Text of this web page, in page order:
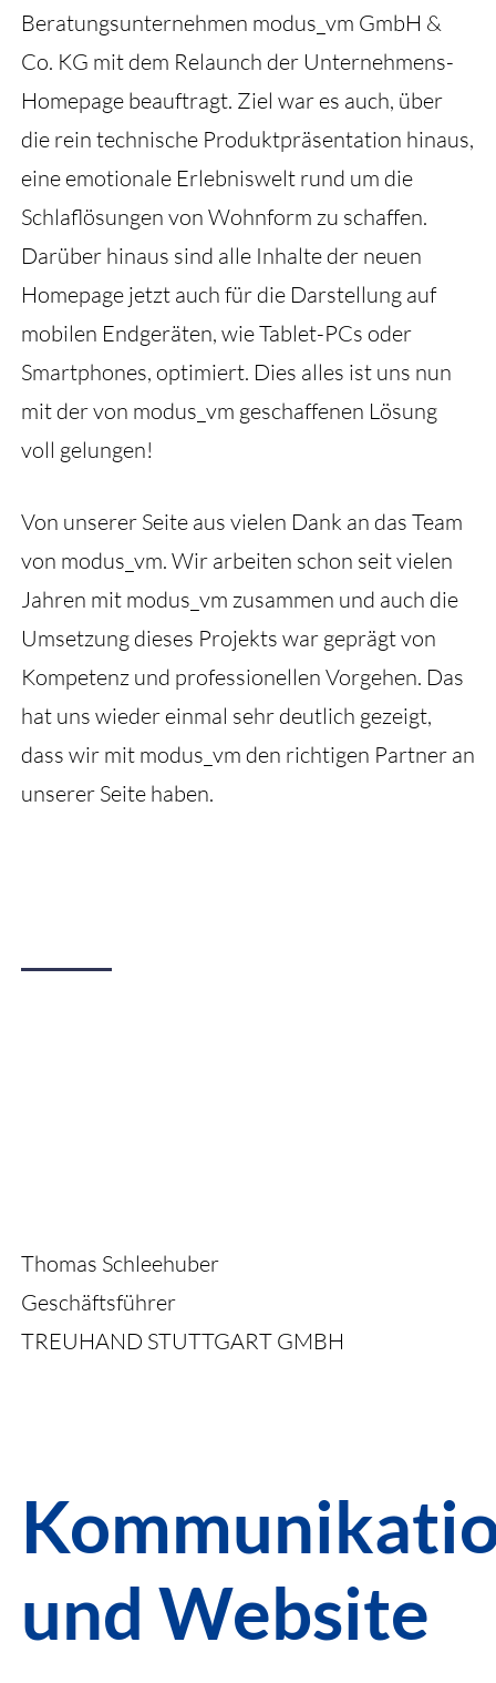
Beratungsunternehmen modus_vm GmbH &
Co. KG mit dem Relaunch der Unternehmens-
Homepage beauftragt. Ziel war es auch, über
die rein technische Produktpräsentation hinaus,
eine emotionale Erlebniswelt rund um die
Schlaflösungen von Wohnform zu schaffen.
Darüber hinaus sind alle Inhalte der neuen
Homepage jetzt auch für die Darstellung auf
mobilen Endgeräten, wie Tablet-PCs oder
Smartphones, optimiert. Dies alles ist uns nun
mit der von modus_vm geschaffenen Lösung
voll gelungen!
Von unserer Seite aus vielen Dank an das Team
von modus_vm. Wir arbeiten schon seit vielen
Jahren mit modus_vm zusammen und auch die
Umsetzung dieses Projekts war geprägt von
Kompetenz und professionellen Vorgehen. Das
hat uns wieder einmal sehr deutlich gezeigt,
dass wir mit modus_vm den richtigen Partner an
unserer Seite haben.
Thomas Schleehuber
Geschäftsführer
TREUHAND STUTTGART GMBH
und Website